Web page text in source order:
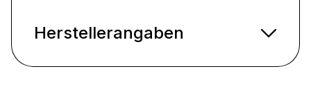
Herstellerangaben